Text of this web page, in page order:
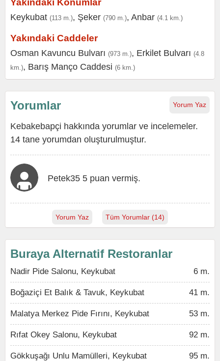
Yakındaki Konumlar
Keykubat (113 m.), Şeker (790 m.), Anbar (4.1 km.)
Yakındaki Caddeler
Osman Kavuncu Bulvarı (973 m.), Erkilet Bulvarı (4.8
km.), Barış Manço Caddesi (6 km.)
Yorum Yaz
Yorumlar
Kebakebapçi hakkında yorumlar ve incelemeler.
14 tane yorumdan oluşturulmuştur.
Petek35 5 puan vermiş.
Yorum Yaz Tüm Yorumlar (14)
Buraya Alternatif Restoranlar
Nadir Pide Salonu, Keykubat 6 m.
Boğaziçi Et Balık & Tavuk, Keykubat 41 m.
Malatya Merkez Pide Fırını, Keykubat 53 m.
Rıfat Okey Salonu, Keykubat 92 m.
Gökkuşağı Unlu Mamülleri, Keykubat 95 m.